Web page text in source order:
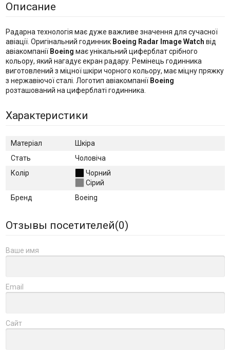
Описание
Радарна технологія має дуже важливе значення для сучасної
авіації. Оригінальний годинник Boeing Radar Image Watch від
авіакомпанії Boeing має унікальний циферблат срібного
кольору, який нагадує екран радару. Ремінець годинника
виготовлений з міцної шкіри чорного кольору, має міцну пряжку
з нержавіючої сталі. Логотип авіакомпанії Boeing
розташований на циферблаті годинника.
Характеристики
Матеріал
Шкіра
Стать
Чоловіча
Колір
Чорний
Сірий
Бренд
Boeing
Отзывы посетителей(0)
Ваше имя
Email
Сайт